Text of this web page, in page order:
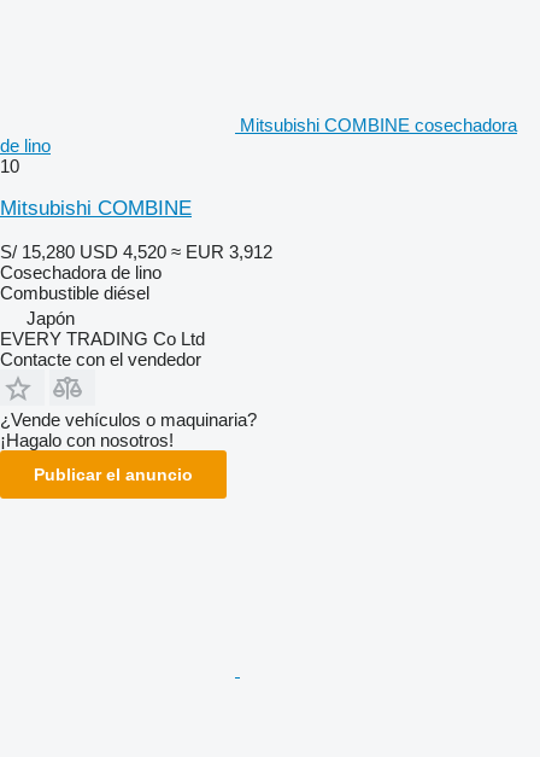
Mitsubishi COMBINE cosechadora
de lino
10
Mitsubishi COMBINE
S/ 15,280 USD 4,520 ≈ EUR 3,912
Cosechadora de lino
Combustible diésel
Japón
EVERY TRADING Co Ltd
Contacte con el vendedor
¿Vende vehículos o maquinaria?
¡Hagalo con nosotros!
Publicar el anuncio